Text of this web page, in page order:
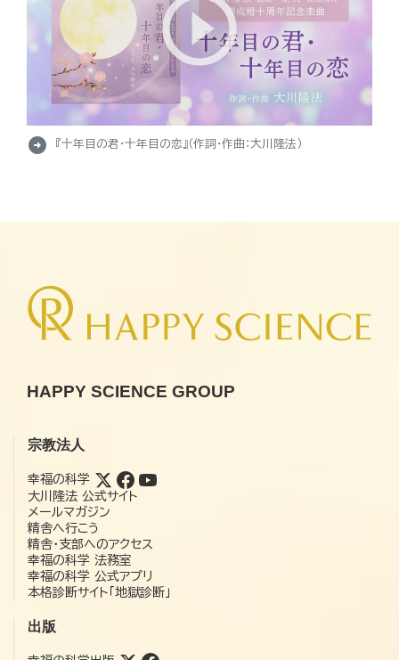
arrow_circle_right 『十年目の君・十年目の恋』（作詞・作曲：大川隆法）
HAPPY SCIENCE GROUP
宗教法人
幸福の科学
大川隆法 公式サイト
メールマガジン
精舎へ行こう
精舎・支部へのアクセス
幸福の科学 法務室
幸福の科学 公式アプリ
本格診断サイト「地獄診断」
出版